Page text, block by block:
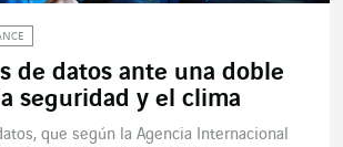
de datos ante una doble
seguridad y el clima
que según la Agencia Internacional